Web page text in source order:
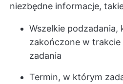
niezbędne informacje,
Wszelkie podzadania,
zakończone w trakcie
zadania
Termin, w którym